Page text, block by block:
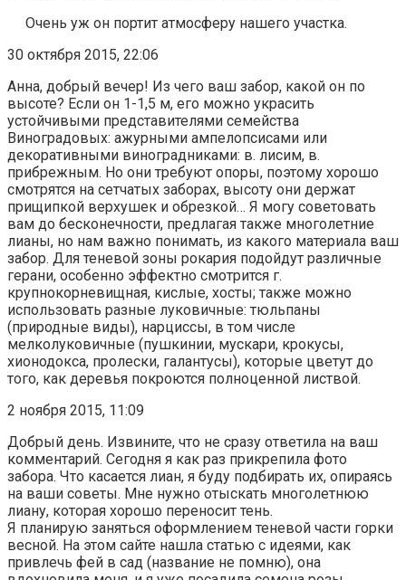
Очень уж он портит атмосферу нашего участка.
30 октября 2015, 22:06
Анна, добрый вечер! Из чего ваш забор, какой он по
высоте? Если он 1-1,5 м, его можно украсить
устойчивыми представителями семейства
Виноградовых: ажурными ампелопсисами или
декоративными виноградниками: в. лисим, в.
прибрежным. Но они требуют опоры, поэтому хорошо
смотрятся на сетчатых заборах, высоту они держат
прищипкой верхушек и обрезкой… Я могу советовать
вам до бесконечности, предлагая также многолетние
лианы, но нам важно понимать, из какого материала ваш
забор. Для теневой зоны рокария подойдут различные
герани, особенно эффектно смотрится г.
крупнокорневищная, кислые, хосты; также можно
использовать разные луковичные: тюльпаны
(природные виды), нарциссы, в том числе
мелколуковичные (пушкинии, мускари, крокусы,
хионодокса, пролески, галантусы), которые цветут до
того, как деревья покроются полноценной листвой.
2 ноября 2015, 11:09
Добрый день. Извините, что не сразу ответила на ваш
комментарий. Сегодня я как раз прикрепила фото
забора. Что касается лиан, я буду подбирать их, опираясь
на ваши советы. Мне нужно отыскать многолетнюю
лиану, которая хорошо переносит тень.
Я планирую заняться оформлением теневой части горки
весной. На этом сайте нашла статью с идеями, как
привлечь фей в сад (название не помню), она